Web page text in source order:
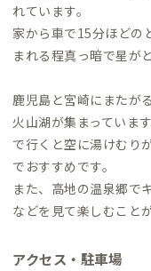
れています。
家から車で15分ほどの
まれる程真っ暗で星が
鹿児島と宮崎にまたが
火山湖が集まっていま
で行くと空に湯けむり
でおすすめです。
また、高地の温泉郷で
などを見て楽しむこと
アクセス・駐車場